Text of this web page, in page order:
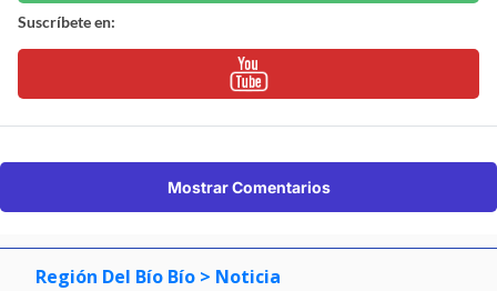
Suscríbete en:
Mostrar Comentarios
Región Del Bío Bío > Noticia